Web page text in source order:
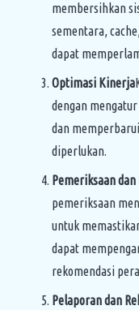
membersihkan
sementara,
dapat
Optimasi Kinerja
dengan
dan
diperlukan.
Pemeriksaan
pemeriksaan
untuk
dapat
rekomendasi
Pelaporan dan